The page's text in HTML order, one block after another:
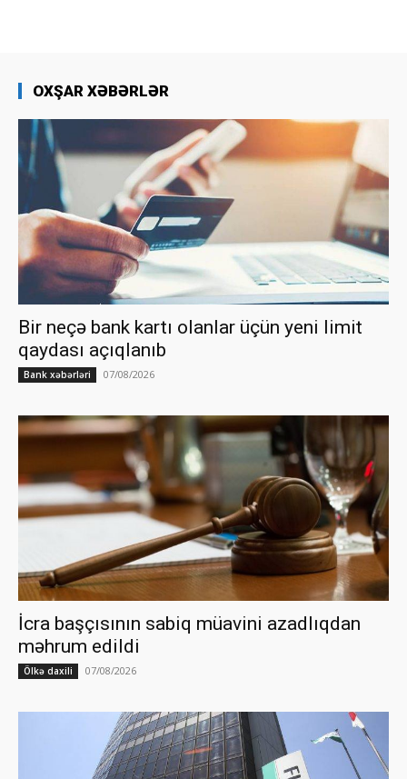
OXŞAR XƏBƏRLƏR
Bir neçə bank kartı olanlar üçün yeni limit
qaydası açıqlanıb
Bank xəbərləri 07/08/2026
İcra başçısının sabiq müavini azadlıqdan
məhrum edildi
Ölkə daxili 07/08/2026